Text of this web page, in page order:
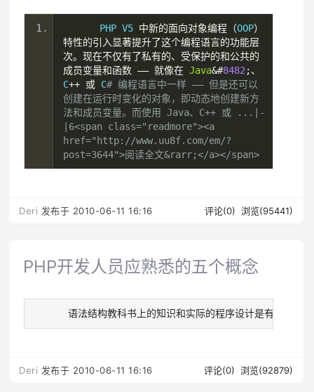
   　　PHP V5
中新的面向对象编程（OOP）
特性的引入显著提升了这个编程语言的功能层
次。现在不仅有了私有的、受保护的和公共的
成员变量和函数 ―― 就像在 Java&#8482 ;、
C++ 或 C# 编程语言中一样 ―― 但是还可以
创建在运行时变化的对象，即动态地创建新方
法和成员变量。而使用 Java、C++ 或 ...|-
|6<span class="readmore"><a
href="http://www.uu8f.com/em/?
post=3644">阅读全文&rarr;</a></span>
Deri 发布于 2010-06-11 16:16 评论(0) 浏览(95441)
PHP开发人员应熟悉的五个概念
　　语法结构教科书上的知识和实际的程序设计是有区别
Deri 发布于 2010-06-11 16:16 评论(0) 浏览(92879)